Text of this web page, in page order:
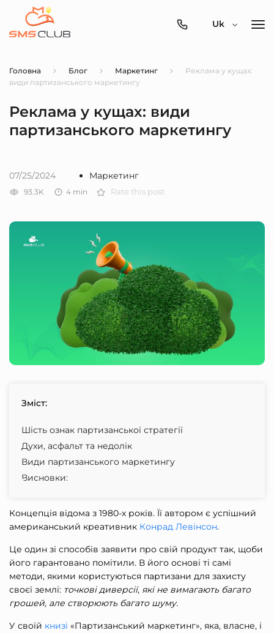
0800-
Uk
Головна Блог Маркетинг
Реклама у кущах:
види партизанського маркетингу
Реклама у кущах: види
партизанського маркетингу
07/25/2024 Маркетинг
93.3K 4 min Rate this post
Зміст:
Шість ознак партизанської стратегії
Духи, асфальт та недолік
Види партизанського маркетингу
Висновки:
Концепція відома з 1980-х років. Її автором є успішний
американський креативник Конрад Левінсон.
Це один зі способів заявити про свій продукт так, щоби
його гарантовано помітили. В його основі ті самі
методи, якими користуються партизани для захисту
своєї землі: точкові диверсії, які не вимагають багато
грошей, але створюють багато шуму.
У своїй книзі «Партизанський маркетинг», яка, власне, і